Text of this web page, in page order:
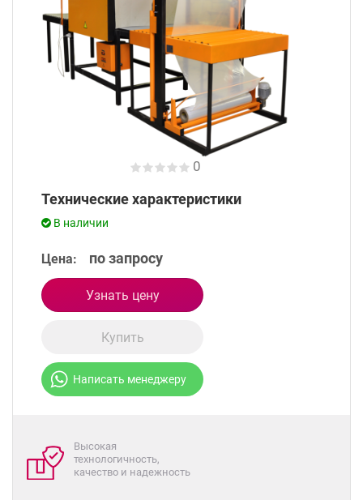
0
Технические характеристики
В наличии
Цена: по запросу
Узнать цену
Купить
Написать менеджеру
Высокая
технологичность,
качество и надежность